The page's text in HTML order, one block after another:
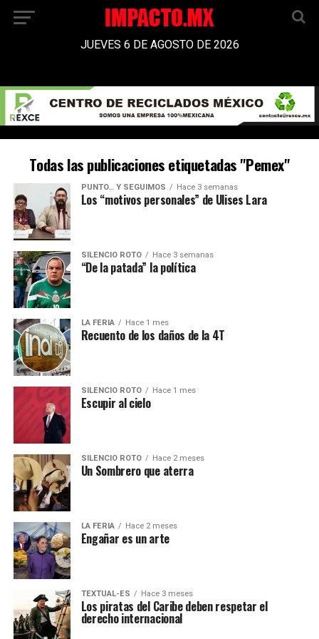
JUEVES 6 DE AGOSTO DE 2026
Todas las publicaciones etiquetadas "Pemex"
PUNTO… Y SEGUIMOS Hace 3 semanas
Los “motivos personales” de Ulises Lara
SILENCIO ROTO Hace 3 semanas
“De la patada” la política
LA FERIA Hace 1 mes
Recuento de los daños de la 4T
SILENCIO ROTO Hace 1 mes
Escupir al cielo
SILENCIO ROTO Hace 2 meses
Un Sombrero que aterra
LA FERIA Hace 2 meses
Engañar es un arte
TEXTUAL-ES Hace 3 meses
Los piratas del Caribe deben respetar el
derecho internacional